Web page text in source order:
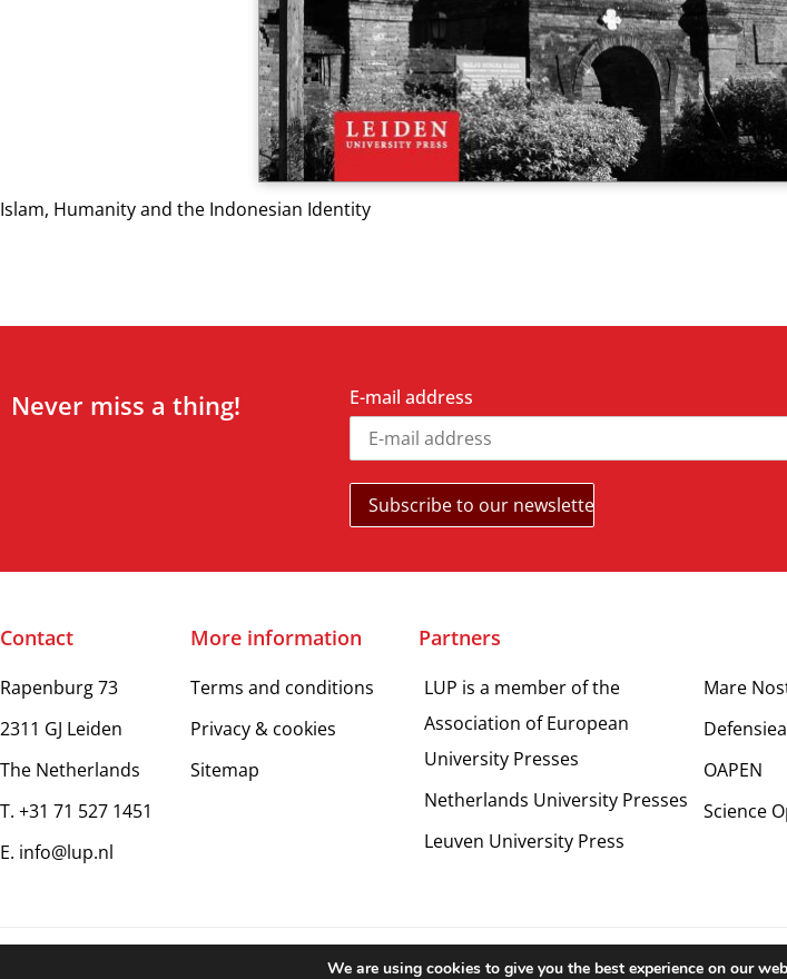
Islam, Humanity and the Indonesian Identity
Never miss a thing! E-mail address
Contact
Rapenburg 73
2311 GJ Leiden
The Netherlands
T. +31 71 527 1451
E. info@lup.nl
More information
Terms and conditions
Privacy & cookies
Sitemap
Partners
LUP is a member of the
Association of European
University Presses
Netherlands University Presses
Leuven University Press
Mare
OAPEN
Science
Copyright 2024 © LUP.nl | Hosted by
We are using cookies to give you the best experience on our